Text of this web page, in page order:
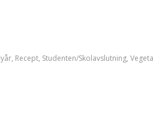
, Recept, Studenten/Skolavslutning,